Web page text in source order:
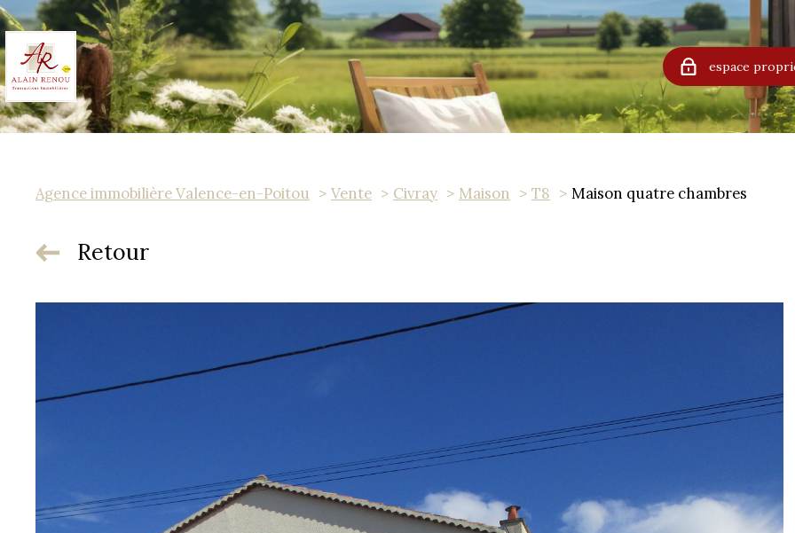
espace
Agence immobilière Valence-en-Poitou Vente Civray Maison T8 Maison quatre chambres
Retour